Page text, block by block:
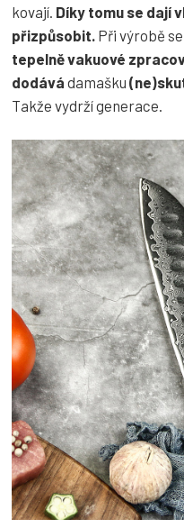
kovají. Díky tomu se dají
přizpůsobit. Při výrobě
tepelně vakuové
dodává damašku
Takže vydrží generace.